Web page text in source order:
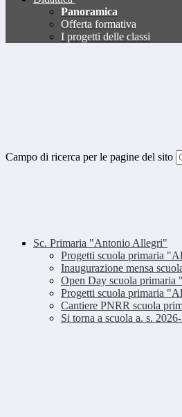
Panoramica
Offerta formativa
I progetti delle classi
Campo di ricerca per le pagine del sito
Sc. Primaria "Antonio Allegri"
Progetti scuola primaria
Inaugurazione mensa
Open Day scuola
Progetti scuola primaria
Cantiere PNRR scuola
Si torna a scuola a. s.